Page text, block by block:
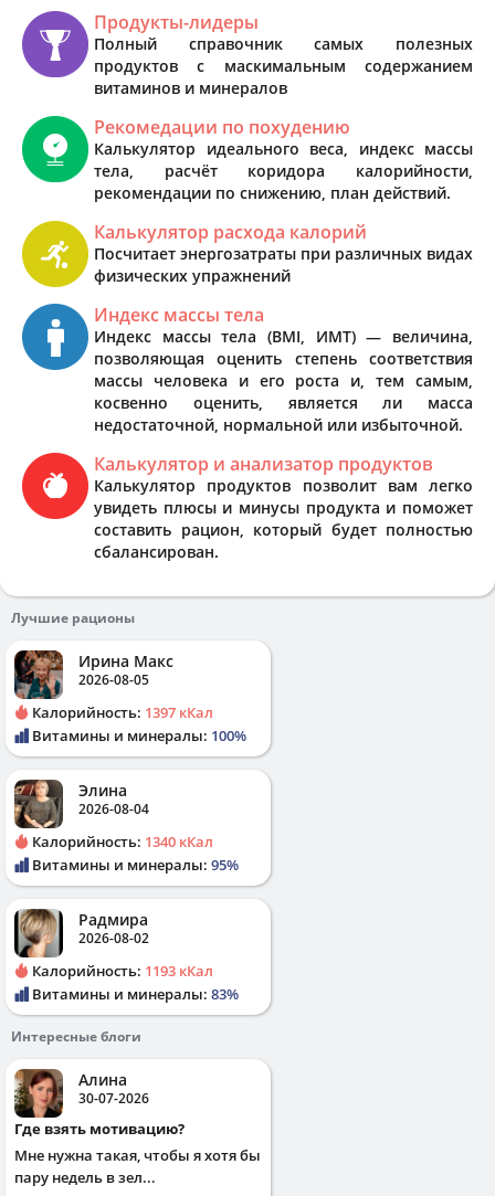
Продукты-лидеры
Полный справочник самых полезных
продуктов с маскимальным содержанием
витаминов и минералов
Рекомедации по похудению
Калькулятор идеального веса, индекс массы
тела, расчёт коридора калорийности,
рекомендации по снижению, план действий.
Калькулятор расхода калорий
Посчитает энергозатраты при различных видах
физических упражнений
Индекс массы тела
Индекс массы тела (BMI, ИМТ) — величина,
позволяющая оценить степень соответствия
массы человека и его роста и, тем самым,
косвенно оценить, является ли масса
недостаточной, нормальной или избыточной.
Калькулятор и анализатор продуктов
Калькулятор продуктов позволит вам легко
увидеть плюсы и минусы продукта и поможет
составить рацион, который будет полностью
сбалансирован.
Лучшие рационы
Ирина Макс
2026-08-05
Калорийность: 1397 кКал
Витамины и минералы: 100%
Элина
2026-08-04
Калорийность: 1340 кКал
Витамины и минералы: 95%
Радмира
2026-08-02
Калорийность: 1193 кКал
Витамины и минералы: 83%
Интересные блоги
Алина
30-07-2026
Где взять мотивацию?
Мне нужна такая, чтобы я хотя бы
пару недель в зел...